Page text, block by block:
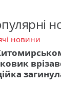
новини